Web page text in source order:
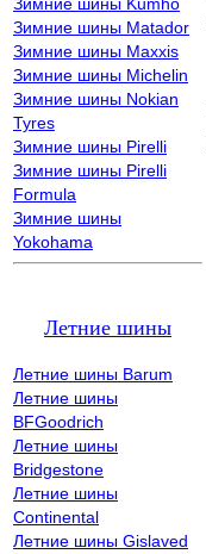
Зимние шины Matador
Зимние шины Maxxis
Зимние шины Michelin
Зимние шины Nokian
Tyres
Зимние шины Pirelli
Зимние шины Pirelli
Formula
Зимние шины
Yokohama
Летние шины
Летние шины Barum
Летние шины
BFGoodrich
Летние шины
Bridgestone
Летние шины
Continental
Летние шины Gislaved